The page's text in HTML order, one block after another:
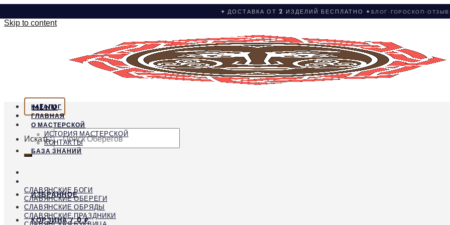
✦ ДОСТАВКА ОТ 2 ИЗДЕЛИЙ БЕСПЛАТНО ✦ БЛОГ ·ГОРОСКОП ·
Skip to content
MENU
Искать:
ИЗБРАННОЕ
КОРЗИНА /0₽
КАТАЛОГ
ГЛАВНАЯ
О МАСТЕРСКОЙ
ИСТОРИЯ МАСТЕРСКОЙ
КОНТАКТЫ
БАЗА ЗНАНИЙ
СЛАВЯНСКИЕ БОГИ
СЛАВЯНСКИЕ ОБЕРЕГИ
СЛАВЯНСКИЕ ОБРЯДЫ
СЛАВЯНСКИЕ ПРАЗДНИКИ